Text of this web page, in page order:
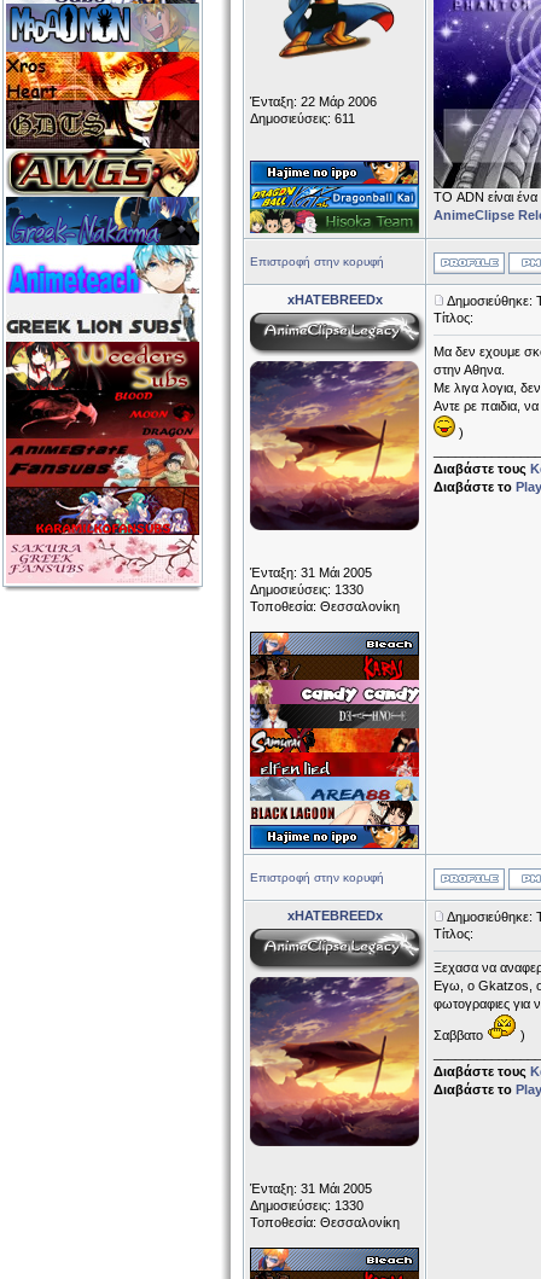
Ένταξη: 22 Μάρ 2006
Δημοσιεύσεις: 611
ΤΟ ADN είναι
AnimeClipse
Επιστροφή στην κορυφή
xHATEBREEDx
Ένταξη: 31 Μάι 2005
Δημοσιεύσεις: 1330
Τοποθεσία: Θεσσαλονίκη
Δημοσιεύθηκε:
Τίτλος:
Μα δεν εχουμε
στην Αθηνα.
Με λιγα λογια,
Αντε ρε παιδια,
)
Διαβάστε τους
Διαβάστε το
Επιστροφή στην κορυφή
xHATEBREEDx
Ένταξη: 31 Μάι 2005
Δημοσιεύσεις: 1330
Τοποθεσία: Θεσσαλονίκη
Δημοσιεύθηκε:
Τίτλος:
Ξεχασα να
Εγω, ο Gkatzos, ο
φωτογραφιες για
Σαββατο
)
Διαβάστε τους
Διαβάστε το